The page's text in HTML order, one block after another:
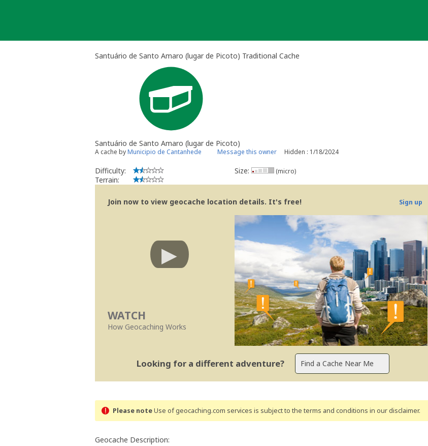
Santuário de Santo Amaro (lugar de Picoto) Traditional Cache
Santuário de Santo Amaro (lugar de Picoto)
A cache byMunicipio de Cantanhede Message this owner Hidden : 1/18/2024
Difficulty:
Terrain:
Size: (micro)
Join now to view geocache location details. It's free! Sign up
WATCH
How Geocaching Works
Looking for a different adventure?
Please noteUse of geocaching.com services is subject to the terms and conditions in our disclaimer.
Geocache Description: